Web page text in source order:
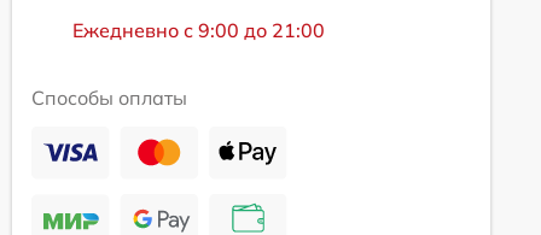
Ежедневно с 9:00 до 21:00
Способы оплаты